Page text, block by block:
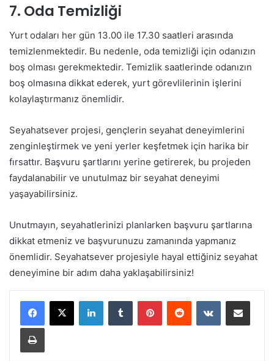
7. Oda Temizliği
Yurt odaları her gün 13.00 ile 17.30 saatleri arasında
temizlenmektedir. Bu nedenle, oda temizliği için odanızın
boş olması gerekmektedir. Temizlik saatlerinde odanızın
boş olmasına dikkat ederek, yurt görevlilerinin işlerini
kolaylaştırmanız önemlidir.
Seyahatsever projesi, gençlerin seyahat deneyimlerini
zenginleştirmek ve yeni yerler keşfetmek için harika bir
fırsattır. Başvuru şartlarını yerine getirerek, bu projeden
faydalanabilir ve unutulmaz bir seyahat deneyimi
yaşayabilirsiniz.
Unutmayın, seyahatlerinizi planlarken başvuru şartlarına
dikkat etmeniz ve başvurunuzu zamanında yapmanız
önemlidir. Seyahatsever projesiyle hayal ettiğiniz seyahat
deneyimine bir adım daha yaklaşabilirsiniz!
LinkedInTumblr PinterestReddit VKontakteE-Posta ile paylaş
Yazdır